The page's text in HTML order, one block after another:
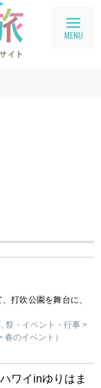
search
打吹公園を舞台に、
祭・イベント・行事 >
のイベント）
ワイinゆりはま